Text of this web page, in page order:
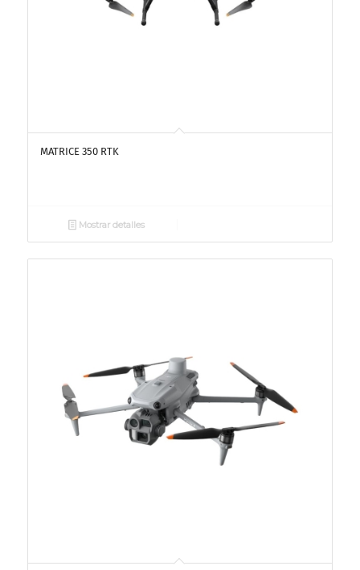
MATRICE 350 RTK
Mostrar detalles